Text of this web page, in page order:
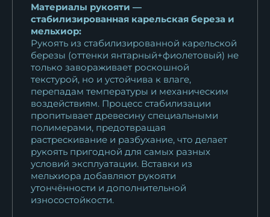
Материалы рукояти —
стабилизированная карельская береза и
мельхиор:
Рукоять из стабилизированной карельской
березы (оттенки янтарный+фиолетовый) не
только завораживает роскошной
текстурой, но и устойчива к влаге,
перепадам температуры и механическим
воздействиям. Процесс стабилизации
пропитывает древесину специальными
полимерами, предотвращая
растрескивание и разбухание, что делает
рукоять пригодной для самых разных
условий эксплуатации. Вставки из
мельхиора добавляют рукояти
утончённости и дополнительной
износостойкости.